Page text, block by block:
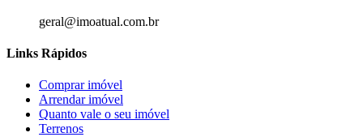
geral@imoatual.com.br
Links Rápidos
Comprar imóvel
Arrendar imóvel
Quanto vale o seu imóvel
Terrenos